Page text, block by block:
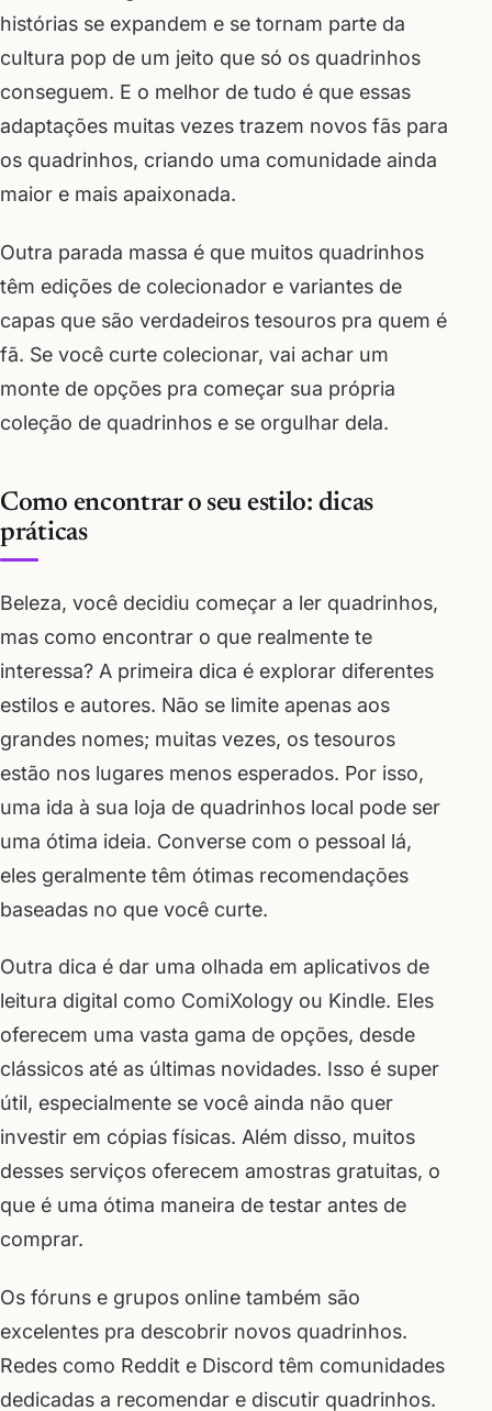
histórias se expandem e se tornam parte da
cultura pop de um jeito que só os quadrinhos
conseguem. E o melhor de tudo é que essas
adaptações muitas vezes trazem novos fãs para
os quadrinhos, criando uma comunidade ainda
maior e mais apaixonada.
Outra parada massa é que muitos quadrinhos
têm edições de colecionador e variantes de
capas que são verdadeiros tesouros pra quem é
fã. Se você curte colecionar, vai achar um
monte de opções pra começar sua própria
coleção de quadrinhos e se orgulhar dela.
Como encontrar o seu estilo: dicas
práticas
Beleza, você decidiu começar a ler quadrinhos,
mas como encontrar o que realmente te
interessa? A primeira dica é explorar diferentes
estilos e autores. Não se limite apenas aos
grandes nomes; muitas vezes, os tesouros
estão nos lugares menos esperados. Por isso,
uma ida à sua loja de quadrinhos local pode ser
uma ótima ideia. Converse com o pessoal lá,
eles geralmente têm ótimas recomendações
baseadas no que você curte.
Outra dica é dar uma olhada em aplicativos de
leitura digital como ComiXology ou Kindle. Eles
oferecem uma vasta gama de opções, desde
clássicos até as últimas novidades. Isso é super
útil, especialmente se você ainda não quer
investir em cópias físicas. Além disso, muitos
desses serviços oferecem amostras gratuitas, o
que é uma ótima maneira de testar antes de
comprar.
Os fóruns e grupos online também são
excelentes pra descobrir novos quadrinhos.
Redes como Reddit e Discord têm comunidades
dedicadas a recomendar e discutir quadrinhos.